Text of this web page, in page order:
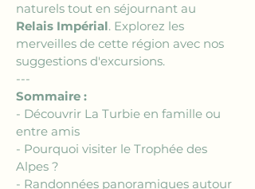
naturels tout en séjournant au
Relais Impérial. Explorez les
merveilles de cette région avec nos
suggestions d'excursions.
---
Sommaire :
- Découvrir La Turbie en famille ou
entre amis
- Pourquoi visiter le Trophée des
Alpes ?
- Randonnées panoramiques autour